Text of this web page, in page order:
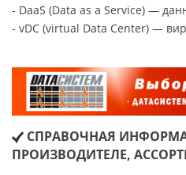
- DaaS (Data as a Service) —
- vDC (virtual Data Center) —
СПРАВОЧНАЯ
ПРОИЗВОДИТЕЛЕ,